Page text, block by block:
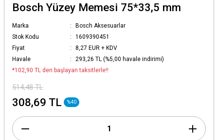
Bosch Yüzey Memesi 75*33,5 mm
Marka
Bosch Aksesuarlar
Stok Kodu
1609390451
Fiyat
8,27 EUR + KDV
Havale
293,26 TL (%5,00 havale indirimi)
*102,90 TL den başlayan taksitlerle!!
514,48 TL
308,69 TL %40